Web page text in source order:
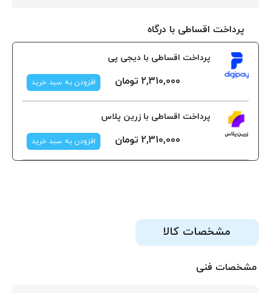
پرداخت اقساطی با درگاه
پرداخت اقساطی با دیجی پی
2,310,000 تومان افزودن به سبد خرید
پرداخت اقساطی با زرین پلاس
2,310,000 تومان افزودن به سبد خرید
مشخصات کالا
مشخصات فنی